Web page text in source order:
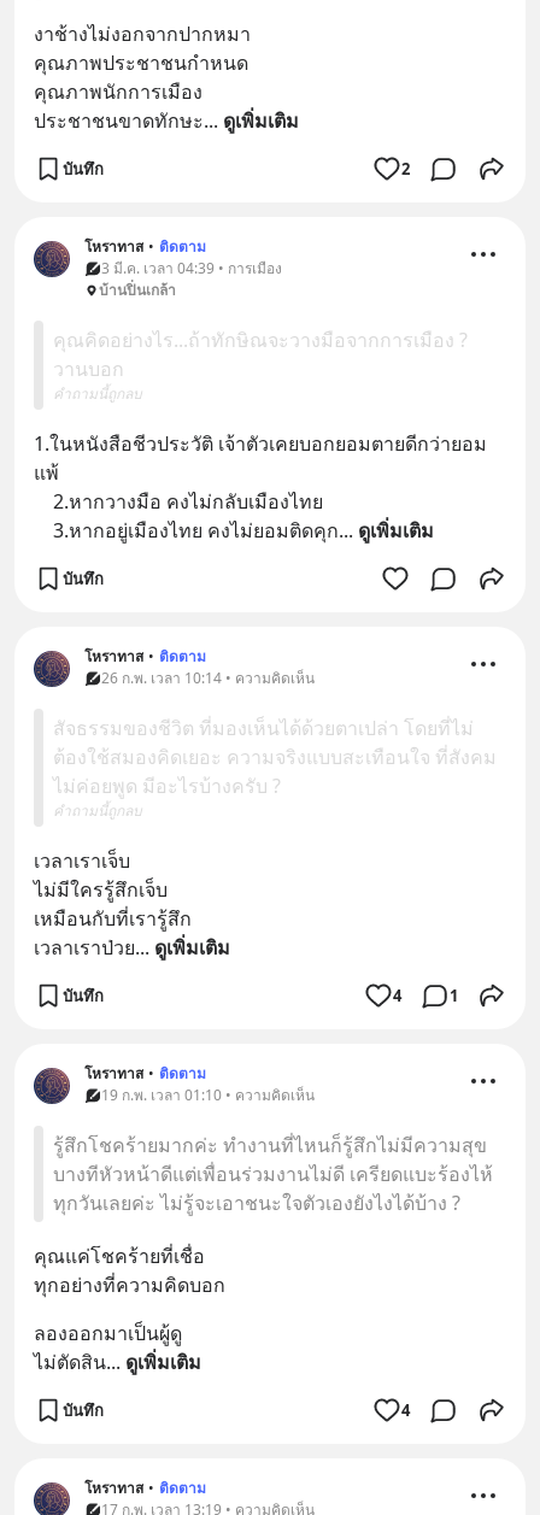
งาช้างไม่งอกจากปากหมา
คุณภาพประชาชนกำหนด
คุณภาพนักการเมือง
ประชาชนขาดทักษะ... ดูเพิ่มเติม
บันทึก 2
โหราทาส • ติดตาม
3 มี.ค. เวลา 04:39 • การเมือง
บ้านปิ่นเกล้า
คุณคิดอย่างไร...ถ้าทักษิณจะวางมือจากการเมือง ?
วานบอก
คำถามนี้ถูกลบ
1.ในหนังสือชีวประวัติ เจ้าตัวเคยบอกยอมตายดีกว่ายอม
แพ้
    2.หากวางมือ คงไม่กลับเมืองไทย
    3.หากอยู่เมืองไทย คงไม่ยอมติดคุก
... ดูเพิ่มเติม
บันทึก
โหราทาส • ติดตาม
26 ก.พ. เวลา 10:14 • ความคิดเห็น
สัจธรรมของชีวิต ที่มองเห็นได้ด้วยตาเปล่า โดยที่ไม่
ต้องใช้สมองคิดเยอะ ความจริงแบบสะเทือนใจ ที่สังคม
ไม่ค่อยพูด มีอะไรบ้างครับ ?
คำถามนี้ถูกลบ
เวลาเราเจ็บ
ไม่มีใครรู้สึกเจ็บ
เหมือนกับที่เรารู้สึก
เวลาเราป่วย... ดูเพิ่มเติม
บันทึก 4 1
โหราทาส • ติดตาม
19 ก.พ. เวลา 01:10 • ความคิดเห็น
รู้สึกโชคร้ายมากค่ะ ทำงานที่ไหนก็รู้สึกไม่มีความสุข
บางทีหัวหน้าดีแต่เพื่อนร่วมงานไม่ดี เครียดแบะร้องไห้
ทุกวันเลยค่ะ ไม่รู้จะเอาชนะใจตัวเองยังไงได้บ้าง ?
คุณแค่โชคร้ายที่เชื่อ
ทุกอย่างที่ความคิดบอก
ลองออกมาเป็นผู้ดู
ไม่ตัดสิน... ดูเพิ่มเติม
บันทึก 4
โหราทาส • ติดตาม
17 ก.พ. เวลา 13:19 • ความคิดเห็น